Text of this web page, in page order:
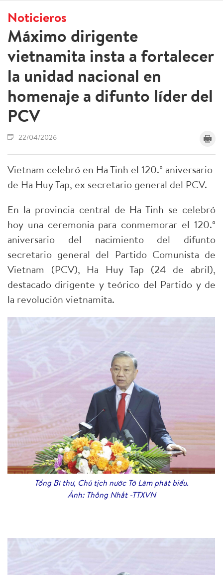
Noticieros
Máximo dirigente
vietnamita insta a fortalecer
la unidad nacional en
homenaje a difunto líder del
PCV
22/04/2026
Vietnam celebró en Ha Tinh el 120.º aniversario
de Ha Huy Tap, ex secretario general del PCV.
En la provincia central de Ha Tinh se celebró
hoy una ceremonia para conmemorar el 120.º
aniversario del nacimiento del difunto
secretario general del Partido Comunista de
Vietnam (PCV), Ha Huy Tap (24 de abril),
destacado dirigente y teórico del Partido y de
la revolución vietnamita.
Tổng Bí thư, Chủ tịch nước Tô Lâm phát biểu.
Ảnh: Thống Nhất -TTXVN